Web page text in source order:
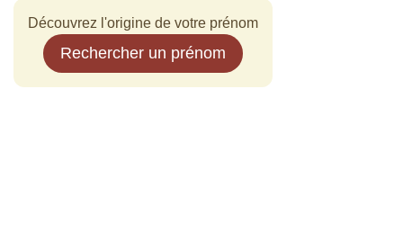
Découvrez l'origine de votre prénom
Rechercher un prénom